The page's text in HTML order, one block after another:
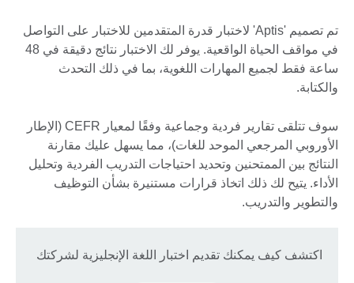
تم تصميم 'Aptis' لاختبار قدرة المتقدمين للاختبار على التواصل
في مواقف الحياة الواقعية. يوفر لك الاختبار نتائج دقيقة في 48
ساعة فقط لجميع المهارات اللغوية، بما في ذلك التحدث
والكتابة.
سوف تتلقى تقارير فردية وجماعية وفقًا لمعيار CEFR (الإطار
الأوروبي المرجعي الموحد للغات)، مما يسهل عليك مقارنة
النتائج بين الممتحنين وتحديد احتياجات التدريب الفردية وتحليل
الأداء. يتيح لك ذلك اتخاذ قرارات مستنيرة بشأن التوظيف
والتطوير والتدريب.
اكتشف كيف يمكنك تقديم اختبار اللغة الإنجليزية لشركتك